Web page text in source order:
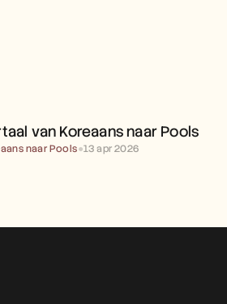
NAAR POOLS
van Koreaans naar Pools
naar Pools●13 apr 2026